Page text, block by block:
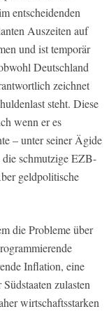
entscheidenden
Auszeiten auf
und ist temporär
Deutschland
zeichnet
steht. Diese
wenn er es
– unter seiner Ägide
schmutzige EZB-
geldpolitische
die Probleme über
Inflation, eine
zulasten
wirtschaftsstarken